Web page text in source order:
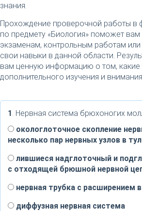
знания.
Прохождение проверочной работы в
по предмету «Биология» поможет вам
экзаменам, контрольным работам
свои навыки в данной области.
вам ценную информацию о том, какие
дополнительного изучения и
1. Нервная система брюхоногих
окологлоточное скопление
несколько пар нервных узлов в
лившиеся надглоточный и
с отходящей брюшной нервной
нервная трубка с расширением
диффузная нервная система